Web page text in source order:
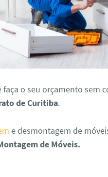
faça o seu orçamento sem
de Curitiba.
e desmontagem de
de Móveis.